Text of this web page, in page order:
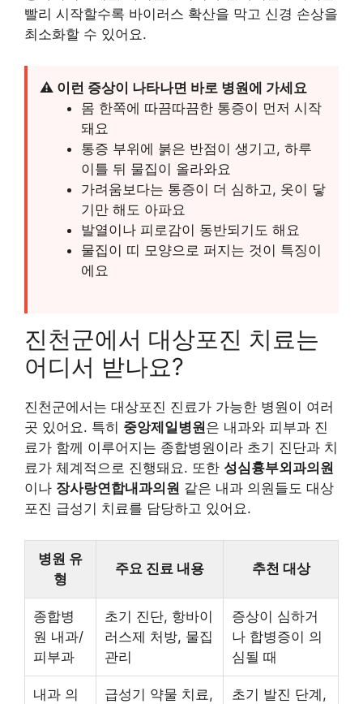
빨리 시작할수록 바이러스 확산을 막고 신경 손상을
최소화할 수 있어요.
⚠️ 이런 증상이 나타나면 바로 병원에 가세요
몸 한쪽에 따끔따끔한 통증이 먼저 시작
돼요
통증 부위에 붉은 반점이 생기고, 하루
이틀 뒤 물집이 올라와요
가려움보다는 통증이 더 심하고, 옷이 닿
기만 해도 아파요
발열이나 피로감이 동반되기도 해요
물집이 띠 모양으로 퍼지는 것이 특징이
에요
진천군에서 대상포진 치료는
어디서 받나요?
진천군에서는 대상포진 진료가 가능한 병원이 여러
곳 있어요. 특히 중앙제일병원은 내과와 피부과 진
료가 함께 이루어지는 종합병원이라 초기 진단과 치
료가 체계적으로 진행돼요. 또한 성심흉부외과의원
이나 장사랑연합내과의원 같은 내과 의원들도 대상
포진 급성기 치료를 담당하고 있어요.
병원 유
형
주요 진료 내용 추천 대상
종합병
원 내과/
피부과
초기 진단, 항바이
러스제 처방, 물집
관리
증상이 심하거
나 합병증이 의
심될 때
내과 의
급성기 약물 치료,
초기 발진 단계,